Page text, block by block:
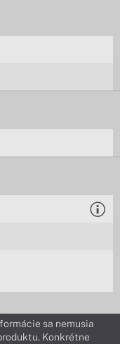
sa nemusia
Konkrétne